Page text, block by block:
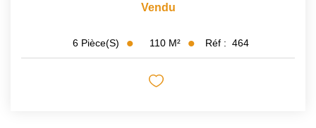
Vendu
6 Pièce(s) 110 M² Réf : 464